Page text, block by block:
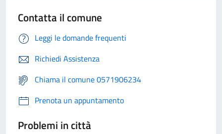
Contatta il comune
Leggi le domande frequenti
Richiedi Assistenza
Chiama il comune 0571906234
Prenota un appuntamento
Problemi in città